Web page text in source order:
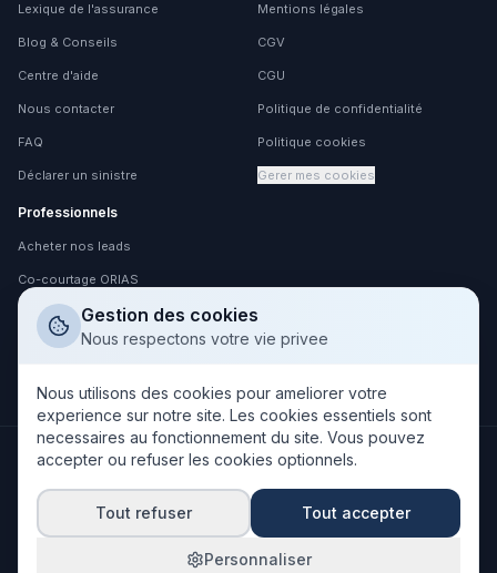
Lexique de l'assurance
Blog & Conseils
Centre d'aide
Nous contacter
FAQ
Déclarer un sinistre
Mentions légales
CGV
CGU
Politique de confidentialité
Politique cookies
Gerer mes cookies
Professionnels
Acheter nos leads
Co-courtage ORIAS
Devenir partenaire
Espace partenaire
NOS PARTENAIRES ASSUREURS
Gestion des cookies
Nous respectons votre vie privee
Nous utilisons des cookies pour ameliorer votre
experience sur notre site. Les cookies essentiels sont
necessaires au fonctionnement du site. Vous pouvez
accepter ou refuser les cookies optionnels.
Tout refuser Tout accepter
Personnaliser